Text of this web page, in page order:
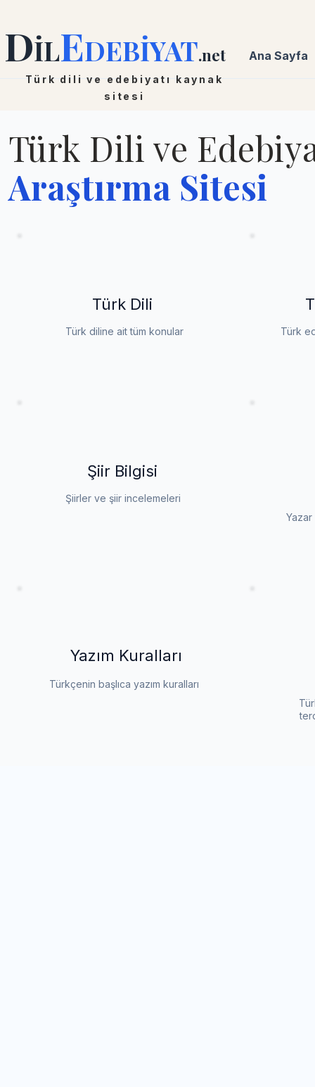
DİLEDEBİYAT.net Ana Sayfa
Türk dili ve edebiyatı kaynak
sitesi
Türk Dili ve
Araştırma Sitesi
Türk Dili
Türk diline ait tüm konular Türk
Şiir Bilgisi
Şiirler ve şiir incelemeleri
Yazım Kuralları
Türkçenin başlıca yazım kuralları